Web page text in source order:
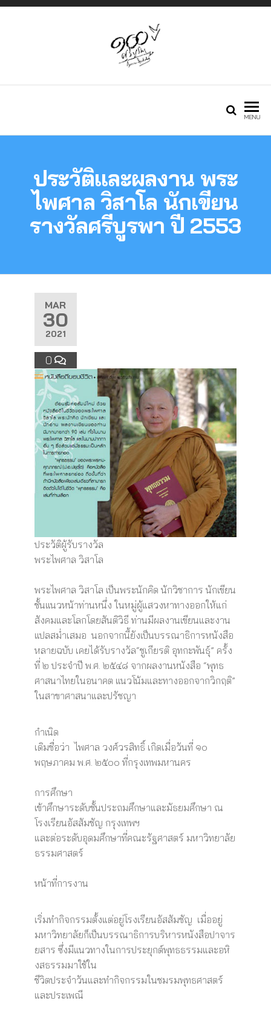
– Free Demos
site
MENU
ประวัติและผลงาน พระ
ไพศาล วิสาโล นักเขียน
รางวัลศรีบูรพา ปี 2553
MAR
30
2021
0
ประวัติผู้รับรางวัล
พระไพศาล วิสาโล
พระไพศาล วิสาโล เป็นพระนักคิด นักวิชาการ นักเขียน
ชั้นแนวหน้าท่านหนึ่ง ในหมู่ผู้แสวงหาทางออกให้แก่
สังคมและโลกโดยสันติวิธี ท่านมีผลงานเขียนและงาน
แปลสม่ำเสมอ นอกจากนี้ยังเป็นบรรณาธิการหนังสือ
หลายฉบับ เคยได้รับรางวัล“ชูเกียรติ อุทกะพันธุ์” ครั้ง
ที่ ๒ ประจำปี พ.ศ. ๒๕๔๘ จากผลงานหนังสือ “พุทธ
ศาสนาไทยในอนาคต แนวโน้มและทางออกจากวิกฤติ”
ในสาขาศาสนาและปรัชญา
กำเนิด
เดิมชื่อว่า ไพศาล วงศ์วรสิทธิ์ เกิดเมื่อวันที่ ๑๐
พฤษภาคม พ.ศ. ๒๕๐๐ ที่กรุงเทพมหานคร
การศึกษา
เข้าศึกษาระดับชั้นประถมศึกษาและมัธยมศึกษา ณ
โรงเรียนอัสสัมชัญ กรุงเทพฯ
และต่อระดับอุดมศึกษาที่คณะรัฐศาสตร์ มหาวิทยาลัย
ธรรมศาสตร์
หน้าที่การงาน
เริ่มทำกิจกรรมตั้งแต่อยู่โรงเรียนอัสสัมชัญ เมื่ออยู่
มหาวิทยาลัยก็เป็นบรรณาธิการบริหารหนังสือปาจาร
ยสาร ซึ่งมีแนวทางในการประยุกต์พุทธธรรมและอหิ
งสธรรมมาใช้ใน
ชีวิตประจำวันและทำกิจกรรมในชมรมพุทธศาสตร์
และประเพณี